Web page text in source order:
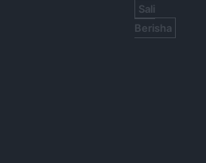
Sali
Berisha